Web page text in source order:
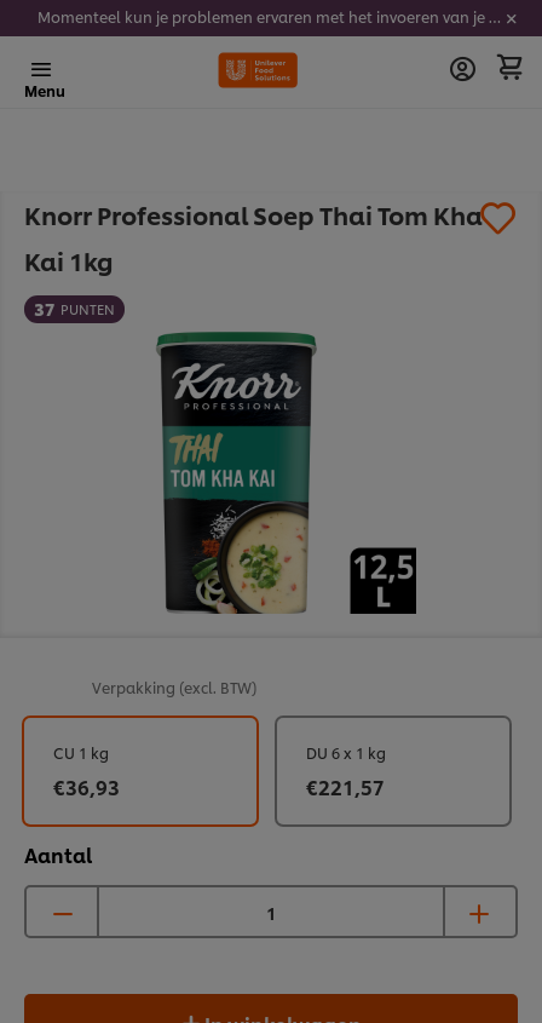
Momenteel kun je problemen ervaren met het invoeren van je stickercodes. We werken er hard aan om dit op te lossen.
Menu
​Knorr Professional Soep Thai Tom Kha
Kai 1kg
37 PUNTEN
Verpakking (excl. BTW)
Aantal
CU 1 kg
€36,93
DU 6 x 1 kg
€221,57